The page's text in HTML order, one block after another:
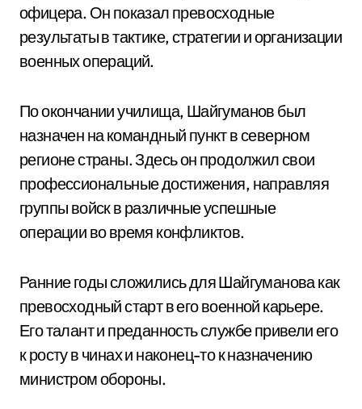
офицера. Он показал превосходные
результаты в тактике, стратегии и организации
военных операций.
По окончании училища, Шайгуманов был
назначен на командный пункт в северном
регионе страны. Здесь он продолжил свои
профессиональные достижения, направляя
группы войск в различные успешные
операции во время конфликтов.
Ранние годы сложились для Шайгуманова как
превосходный старт в его военной карьере.
Его талант и преданность службе привели его
к росту в чинах и наконец-то к назначению
министром обороны.